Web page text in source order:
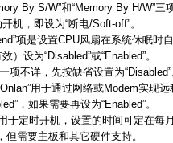
By S/W”和“Memory By H/W”
机，即设为“断电/Soft-off”。
项是设置CPU风扇在系统休眠时
）设为“Disabled”或“Enabled”。
不详，先按缺省设置为
用于通过网络或Modem实现远
，如果需要再设为“Enabled”。
定时开机，设置的时间可定在每
但需要主板和其它硬件支持。